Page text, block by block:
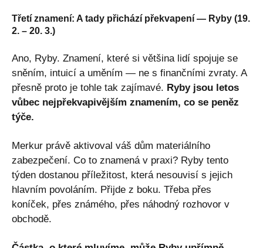
Třetí znamení: A tady přichází překvapení — Ryby (19.
2. – 20. 3.)
Ano, Ryby. Znamení, které si většina lidí spojuje se
sněním, intuicí a uměním — ne s finančními zvraty. A
přesně proto je tohle tak zajímavé. Ryby jsou letos
vůbec nejpřekvapivějším znamením, co se peněz
týče.
Merkur právě aktivoval váš dům materiálního
zabezpečení. Co to znamená v praxi? Ryby tento
týden dostanou příležitost, která nesouvisí s jejich
hlavním povoláním. Přijde z boku. Třeba přes
koníček, přes známého, přes náhodný rozhovor v
obchodě.